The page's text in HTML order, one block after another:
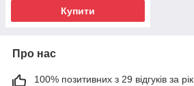
Купити
Про нас
100% позитивних з 29 відгуків за рік